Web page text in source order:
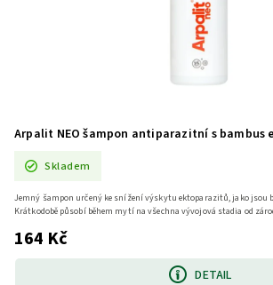
Arpalit NEO šampon antiparazitní s bambus
Skladem
164 Kč
DETAIL
Jemný šampon určený ke snížení výskytu ektoparazitů, jako jsou
Krátkodobě působí během mytí na všechna vývojová stadia od